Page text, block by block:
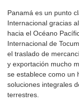
Panamá es un punto
Internacional gracias
hacia el Océano
Internacional de
el traslado de
y exportación mucho
se establece como un
soluciones integrales
terrestres.